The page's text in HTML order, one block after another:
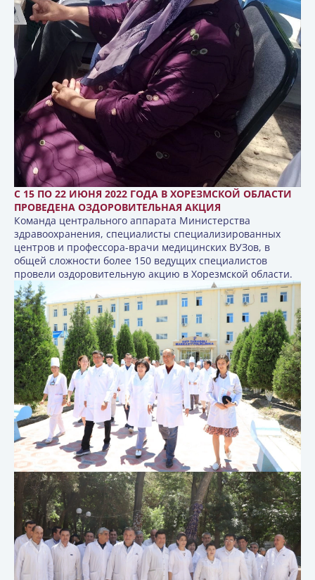
С 15 ПО 22 ИЮНЯ 2022 ГОДА В ХОРЕЗМСКОЙ ОБЛАСТИ
ПРОВЕДЕНА ОЗДОРОВИТЕЛЬНАЯ АКЦИЯ
Команда центрального аппарата Министерства
здравоохранения, специалисты специализированных
центров и профессора-врачи медицинских ВУЗов, в
общей сложности более 150 ведущих специалистов
провели оздоровительную акцию в Хорезмской области.